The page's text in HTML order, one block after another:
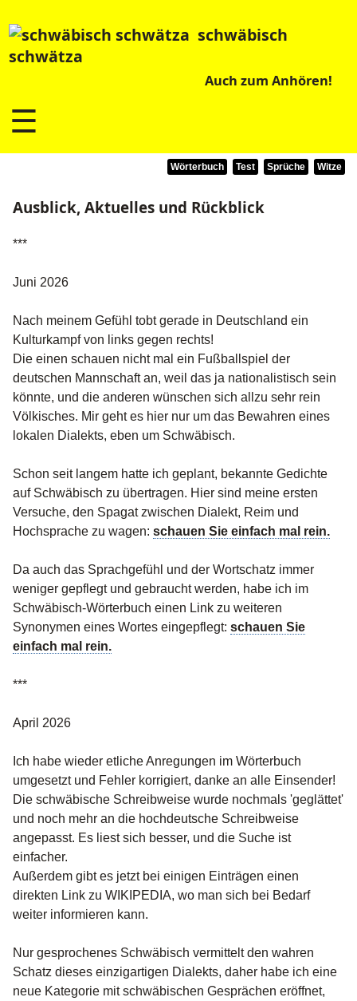
schwäbisch
schwätza
Auch zum Anhören!
☰
Wörterbuch Test Sprüche Witze
Ausblick, Aktuelles und Rückblick
***
Juni 2026
Nach meinem Gefühl tobt gerade in Deutschland ein
Kulturkampf von links gegen rechts!
Die einen schauen nicht mal ein Fußballspiel der
deutschen Mannschaft an, weil das ja nationalistisch sein
könnte, und die anderen wünschen sich allzu sehr rein
Völkisches. Mir geht es hier nur um das Bewahren eines
lokalen Dialekts, eben um Schwäbisch.
Schon seit langem hatte ich geplant, bekannte Gedichte
auf Schwäbisch zu übertragen. Hier sind meine ersten
Versuche, den Spagat zwischen Dialekt, Reim und
Hochsprache zu wagen:schauen Sie einfach mal rein.
Da auch das Sprachgefühl und der Wortschatz immer
weniger gepflegt und gebraucht werden, habe ich im
Schwäbisch-Wörterbuch einen Link zu weiteren
Synonymen eines Wortes eingepflegt:schauen Sie
einfach mal rein.
***
April 2026
Ich habe wieder etliche Anregungen im Wörterbuch
umgesetzt und Fehler korrigiert, danke an alle Einsender!
Die schwäbische Schreibweise wurde nochmals 'geglättet'
und noch mehr an die hochdeutsche Schreibweise
angepasst. Es liest sich besser, und die Suche ist
einfacher.
Außerdem gibt es jetzt bei einigen Einträgen einen
direkten Link zu WIKIPEDIA, wo man sich bei Bedarf
weiter informieren kann.
Nur gesprochenes Schwäbisch vermittelt den wahren
Schatz dieses einzigartigen Dialekts, daher habe ich eine
neue Kategorie mit schwäbischen Gesprächen eröffnet,